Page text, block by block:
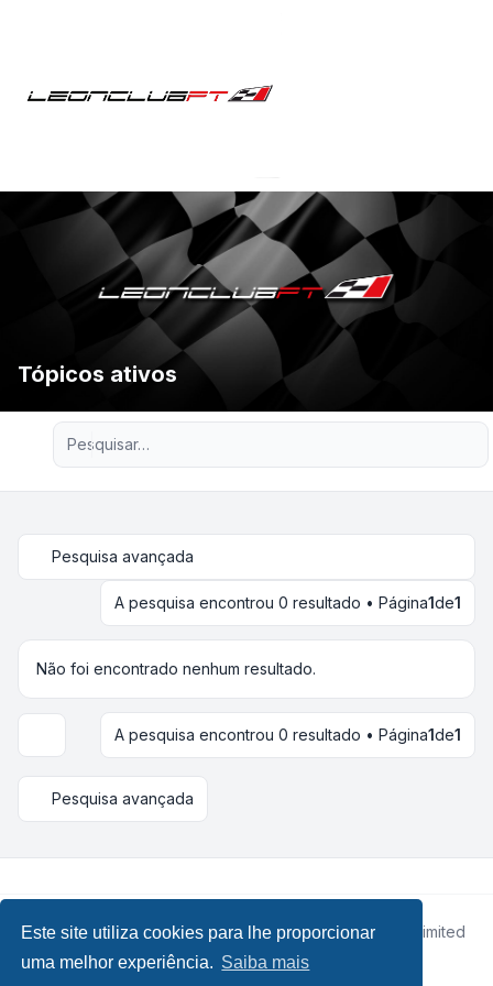
Este site utiliza cookies para lhe proporcionar
uma melhor experiência. Saiba mais
Tópicos ativos
Pesquisa avançada
Pesquisa avançada
A pesquisa encontrou 0 resultado • Página1de1
Não foi encontrado nenhum resultado.
Opções de visualização e ordenação
A pesquisa encontrou 0 resultado • Página1de1
Pesquisa avançada
Desenvolvido porphpBB® Forum Software © phpBB Limited
• Design by
Leenoz.com
Traduzido por:phpBB Portugal